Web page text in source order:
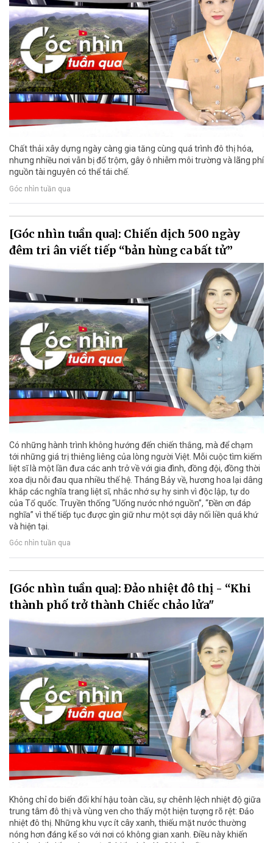
Chất thải xây dựng ngày càng gia tăng cùng quá trình đô thị hóa,
nhưng nhiều nơi vẫn bị đổ trộm, gây ô nhiễm môi trường và lãng phí
nguồn tài nguyên có thể tái chế.
Góc nhìn tuần qua
[Góc nhìn tuần qua]: Chiến dịch 500 ngày
đêm tri ân viết tiếp “bản hùng ca bất tử”
Có những hành trình không hướng đến chiến thắng, mà để chạm
tới những giá trị thiêng liêng của lòng người Việt. Mỗi cuộc tìm kiếm
liệt sĩ là một lần đưa các anh trở về với gia đình, đồng đội, đồng thời
xoa dịu nỗi đau qua nhiều thế hệ. Tháng Bảy về, hương hoa lại dâng
khắp các nghĩa trang liệt sĩ, nhắc nhớ sự hy sinh vì độc lập, tự do
của Tổ quốc. Truyền thống “Uống nước nhớ nguồn”, “Đền ơn đáp
nghĩa” vì thế tiếp tục được gìn giữ như một sợi dây nối liền quá khứ
và hiện tại.
Góc nhìn tuần qua
[Góc nhìn tuần qua]: Đảo nhiệt đô thị - “Khi
thành phố trở thành Chiếc chảo lửa"
Không chỉ do biến đổi khí hậu toàn cầu, sự chênh lệch nhiệt độ giữa
trung tâm đô thị và vùng ven cho thấy một hiện tượng rõ rệt: Đảo
nhiệt đô thị. Những khu vực ít cây xanh, thiếu mặt nước thường
nóng hơn đáng kể so với nơi có không gian xanh. Điều này khiến